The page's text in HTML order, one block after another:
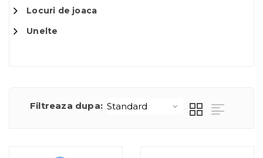
Locuri de joaca
Unelte
Filtreaza dupa: